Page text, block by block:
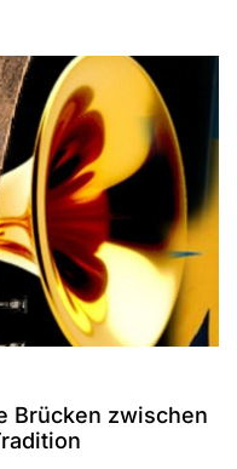
Brücken zwischen